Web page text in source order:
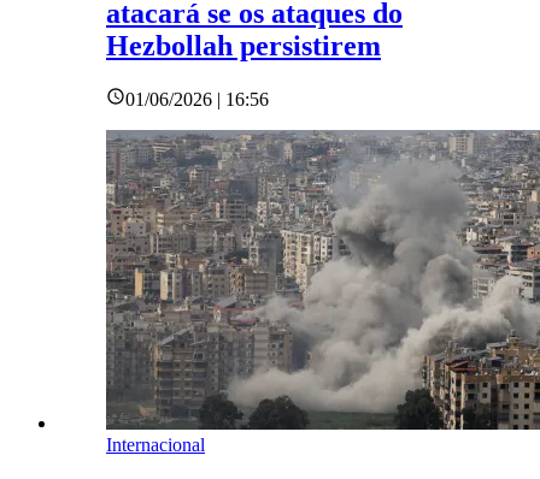
atacará se os ataques do
Hezbollah persistirem
01/06/2026 | 16:56
Internacional